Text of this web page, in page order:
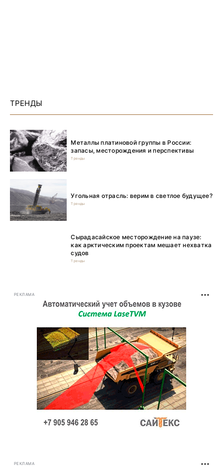
ТРЕНДЫ
Металлы платиновой группы в России:
запасы, месторождения и перспективы
Тренды
Угольная отрасль: верим в светлое будущее?
Тренды
Сырадасайское месторождение на паузе:
как арктическим проектам мешает нехватка
судов
Тренды
РЕКЛАМА
РЕКЛАМА